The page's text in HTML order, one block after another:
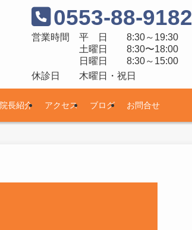
0553-88-9182
営業時間
平 日 8:30～19:30
土曜日 8:30〜18:00
日曜日 8:30～15:00
休診日
木曜日・祝日
院長紹介 アクセス ブログ お問合せ